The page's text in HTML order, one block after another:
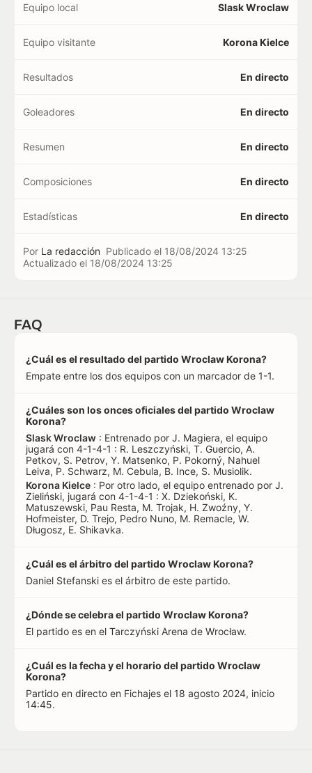
Equipo local Slask Wroclaw
Equipo visitante Korona Kielce
Resultados En directo
Goleadores En directo
Resumen En directo
Composiciones En directo
Estadísticas En directo
Por La redacción Publicado el 18/08/2024 13:25
Actualizado el 18/08/2024 13:25
FAQ
¿Cuál es el resultado del partido Wroclaw Korona?
Empate entre los dos equipos con un marcador de 1-1.
¿Cuáles son los onces oficiales del partido Wroclaw
Korona?
Slask Wroclaw : Entrenado por J. Magiera, el equipo
jugará con 4-1-4-1 : R. Leszczyński, T. Guercio, A.
Petkov, S. Petrov, Y. Matsenko, P. Pokorný, Nahuel
Leiva, P. Schwarz, M. Cebula, B. Ince, S. Musiolik.
Korona Kielce : Por otro lado, el equipo entrenado por J.
Zieliński, jugará con 4-1-4-1 : X. Dziekoński, K.
Matuszewski, Pau Resta, M. Trojak, H. Zwoźny, Y.
Hofmeister, D. Trejo, Pedro Nuno, M. Remacle, W.
Długosz, E. Shikavka.
¿Cuál es el árbitro del partido Wroclaw Korona?
Daniel Stefanski es el árbitro de este partido.
¿Dónde se celebra el partido Wroclaw Korona?
El partido es en el Tarczyński Arena de Wrocław.
¿Cuál es la fecha y el horario del partido Wroclaw
Korona?
Partido en directo en Fichajes el 18 agosto 2024, inicio
14:45.